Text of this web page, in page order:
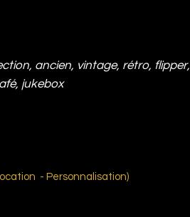
ancien, vintage, rétro, flipper,
jukebox
- Personnalisation)